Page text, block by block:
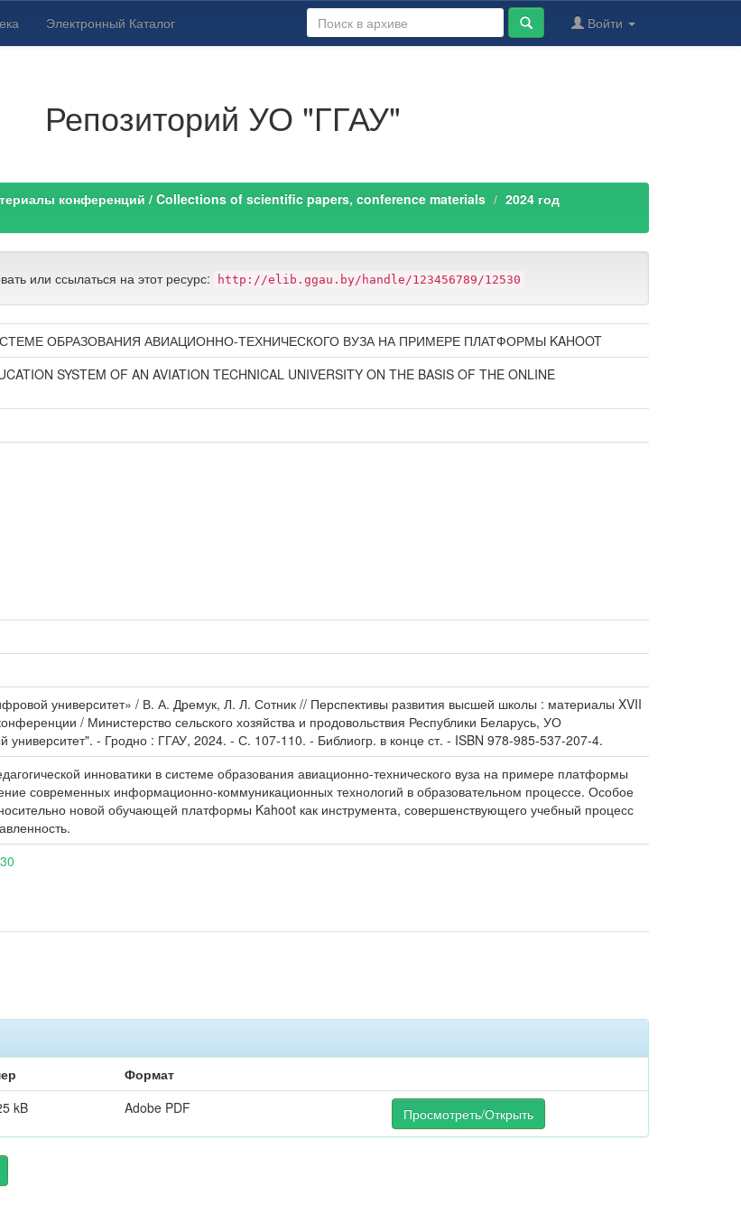
Электронный Каталог Войти
Репозиторий УО "ГГАУ"
конференций / Collections of scientific papers, conference materials
2024 год
или ссылаться на этот ресурс: http://elib.ggau.by/handle/123456789/12530
ОБРАЗОВАНИЯ АВИАЦИОННО-ТЕХНИЧЕСКОГО ВУЗА НА ПРИМЕРЕ ПЛАТФОРМЫ KAHOOT
SYSTEM OF AN AVIATION TECHNICAL UNIVERSITY ON THE BASIS OF THE ONLINE
университет» / В. А. Дремук, Л. Л. Сотник // Перспективы развития высшей школы : материалы XVII
/ Министерство сельского хозяйства и продовольствия Республики Беларусь, УО
университет". - Гродно : ГГАУ, 2024. - С. 107-110. - Библиогр. в конце ст. - ISBN 978-985-537-207-4.
инноватики в системе образования авиационно-технического вуза на примере платформы
современных информационно-коммуникационных технологий в образовательном процессе. Особое
новой обучающей платформы Kahoot как инструмента, совершенствующего учебный процесс
Формат
kB Adobe PDF Просмотреть/Открыть